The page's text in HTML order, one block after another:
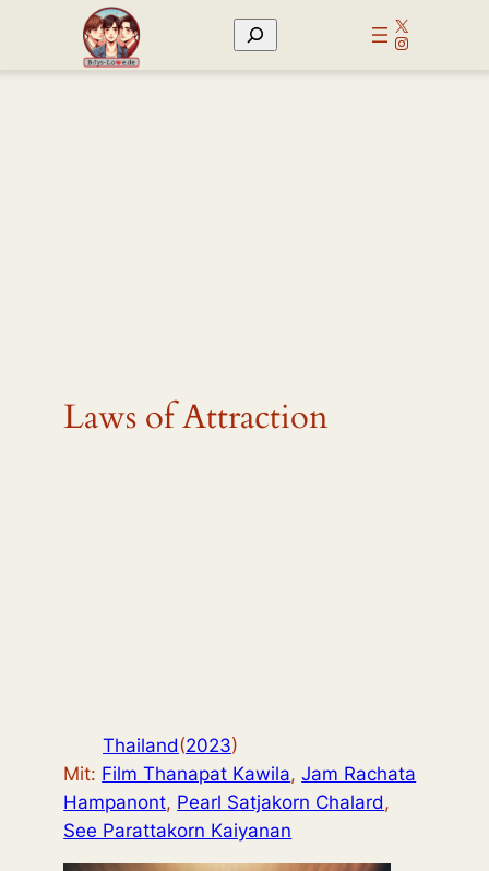
Suchen
X
Instagram
Laws of Attraction
Thailand(2023)
Mit: Film Thanapat Kawila,Jam Rachata
Hampanont, Pearl Satjakorn Chalard,
See Parattakorn Kaiyanan